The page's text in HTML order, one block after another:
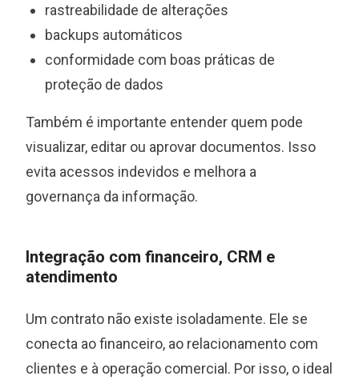
rastreabilidade de alterações
backups automáticos
conformidade com boas práticas de
proteção de dados
Também é importante entender quem pode
visualizar, editar ou aprovar documentos. Isso
evita acessos indevidos e melhora a
governança da informação.
Integração com financeiro, CRM e
atendimento
Um contrato não existe isoladamente. Ele se
conecta ao financeiro, ao relacionamento com
clientes e à operação comercial. Por isso, o ideal